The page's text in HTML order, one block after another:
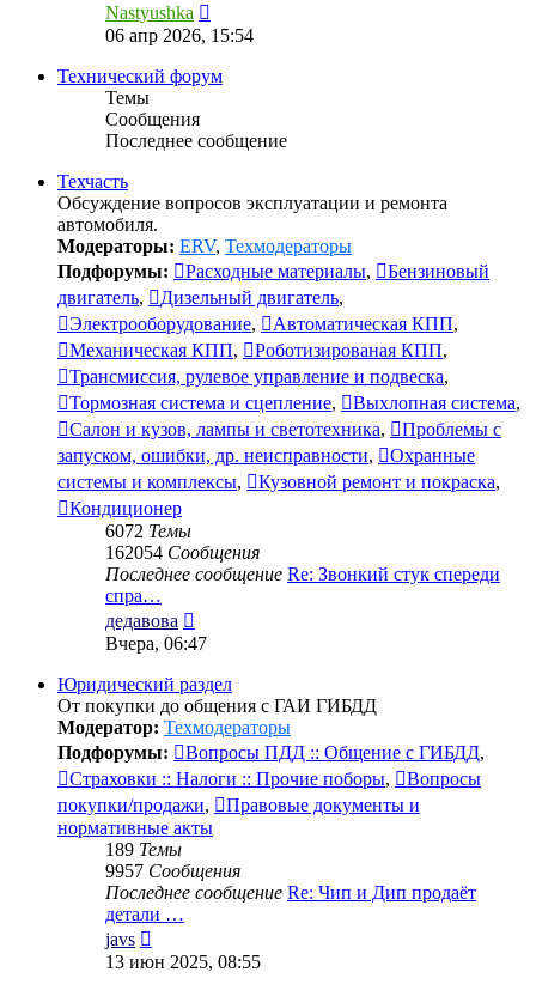
Nastyushka
к
сообщению
06 апр 2026, 15:54
Технический форум
Темы
Сообщения
Последнее сообщение
Техчасть
Обсуждение вопросов эксплуатации и ремонта
автомобиля.
Модераторы: ERV, Техмодераторы
Подфорумы:
Расходные материалы,
Бензиновый
двигатель, Дизельный двигатель,
Электрооборудование, Автоматическая КПП,
Механическая КПП, Роботизированая КПП,
Трансмиссия, рулевое управление и подвеска,
Тормозная система и сцепление, Выхлопная система,
Салон и кузов, лампы и светотехника,
Проблемы с
запуском, ошибки, др. неисправности,
Охранные
системы и комплексы, Кузовной ремонт и покраска,
Кондиционер
6072 Темы
162054 Сообщения
Последнее сообщение Re: Звонкий стук спереди
спра…
дедавова
к
сообщению
Вчера, 06:47
Юридический раздел
От покупки до общения с ГАИ ГИБДД
Модератор: Техмодераторы
Подфорумы:
Вопросы ПДД :: Общение с ГИБДД,
Страховки :: Налоги :: Прочие поборы,
Вопросы
покупки/продажи,
Правовые документы и
нормативные акты
189 Темы
9957 Сообщения
Последнее сообщение Re: Чип и Дип продаёт
детали …
javs
к
13 июн 2025, 08:55